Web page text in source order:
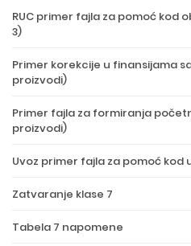
RUC primer fajla za pomoć kod
3)
Primer korekcije u finansijama
proizvodi)
Primer fajla za formiranja
proizvodi)
Uvoz primer fajla za pomoć kod
Zatvaranje klase 7
Tabela 7 napomene